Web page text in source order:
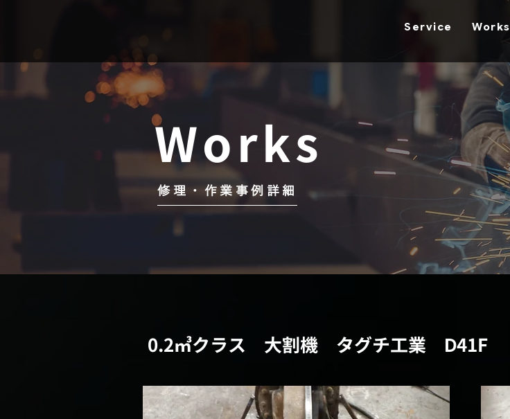
Service Works
Works
修理・作業事例詳細
0.2㎥クラス 大割機 タグチ工業 Ⅾ41F